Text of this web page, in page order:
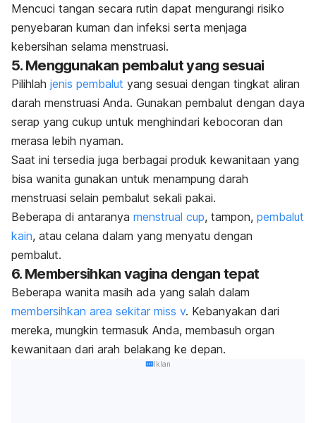
Mencuci tangan secara rutin dapat mengurangi risiko
penyebaran kuman dan infeksi serta menjaga
kebersihan selama menstruasi.
5. Menggunakan pembalut yang sesuai
Pilihlah jenis pembalut yang sesuai dengan tingkat aliran
darah menstruasi Anda. Gunakan pembalut dengan daya
serap yang cukup untuk menghindari kebocoran dan
merasa lebih nyaman.
Saat ini tersedia juga berbagai produk kewanitaan yang
bisa wanita gunakan untuk menampung darah
menstruasi selain pembalut sekali pakai.
Beberapa di antaranya menstrual cup, tampon, pembalut
kain, atau celana dalam yang menyatu dengan
pembalut.
6. Membersihkan vagina dengan tepat
Beberapa wanita masih ada yang salah dalam
membersihkan area sekitar miss v. Kebanyakan dari
mereka, mungkin termasuk Anda, membasuh organ
kewanitaan dari arah belakang ke depan.
Iklan